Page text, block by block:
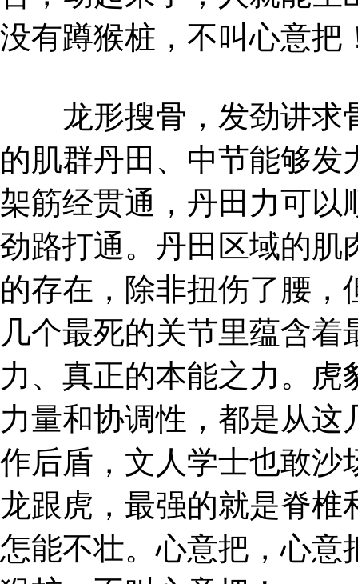
没有蹲猴桩，不叫心意把
龙形搜骨，发劲讲求
的肌群丹田、中节能够
架筋经贯通，丹田力可以
劲路打通。丹田区域的肌
的存在，除非扭伤了腰
几个最死的关节里蕴含
力、真正的本能之力。
力量和协调性，都是从
作后盾，文人学士也敢沙
龙跟虎，最强的就是脊椎
怎能不壮。心意把，心意